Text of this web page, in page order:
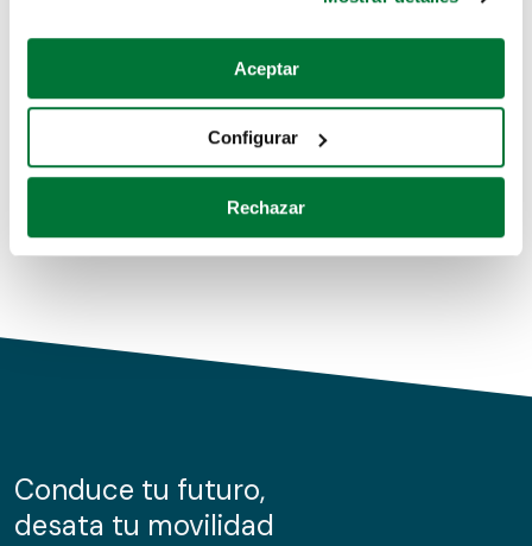
Si lo permite, también quisiéramos:
Recopilar información sobre su ubicación geográfica
Identificar su dispositivo analizándolo activamente
para buscar características específicas (huellas
Obtenga más información sobre cómo se procesan sus
de cookies.
información sobre el uso que haga del sitio web con
nuestros partners de redes sociales, publicidad y análisis
Aceptar
Configurar
Rechazar
Coches de segunda mano
Coches de km0
Conduce tu futuro,
desata tu movilidad